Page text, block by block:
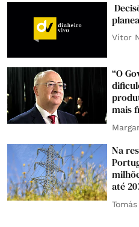
Vítor
“O
mais
Na
até